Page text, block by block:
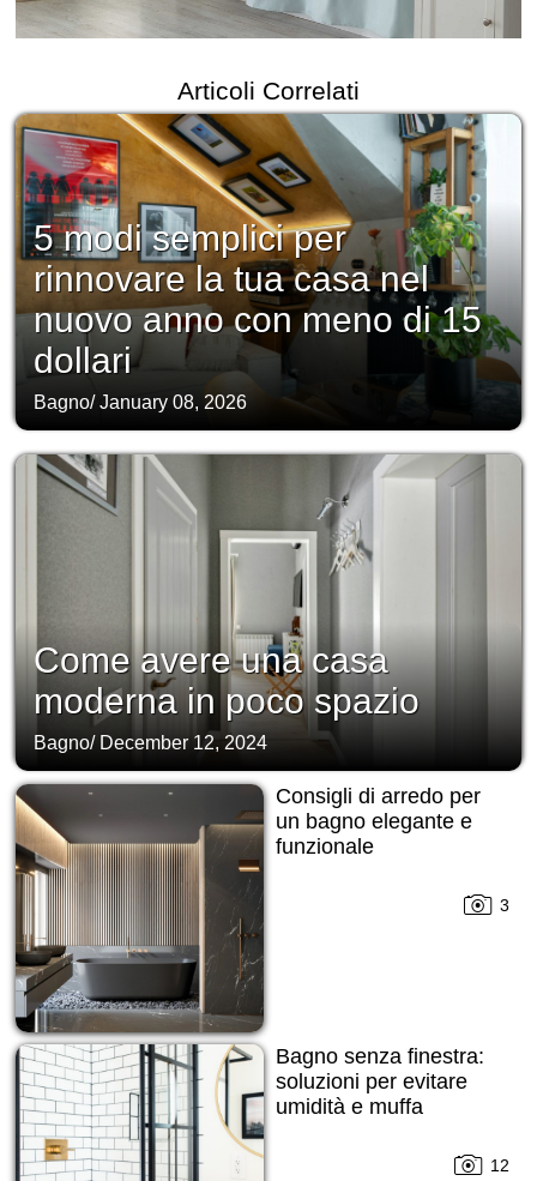
Articoli Correlati
5 modi semplici per
rinnovare la tua casa nel
nuovo anno con meno di 15
dollari
Bagno/January 08, 2026
Come avere una casa
moderna in poco spazio
Bagno/ December 12, 2024
Consigli di arredo per
un bagno elegante e
funzionale
3
Bagno senza finestra:
soluzioni per evitare
umidità e muffa
12